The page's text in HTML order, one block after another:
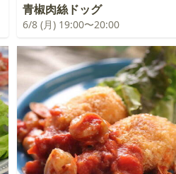
青椒肉絲ドッグ
6/8 (月) 19:00〜20:00